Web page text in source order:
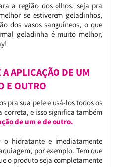
a região dos olhos, seja pra
se estiverem geladinhos,
dos vasos sanguíneos, o que
geladinha é muito melhor,
APLICAÇÃO DE UM
E OUTRO
pra sua pele e usá-los todos os
correta, e isso significa também
de um e de outro.
o hidratante e imediatamente
por exemplo. Tem que
o produto seja completamente